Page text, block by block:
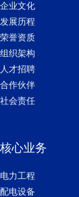
企业文化
发展历程
荣誉资质
组织架构
人才招聘
合作伙伴
社会责任
核心业务
电力工程
配电设备